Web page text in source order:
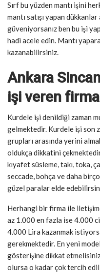
Sırf bu yüzden mantı işini
mantı satışı yapan
güveniyorsanız ben bu işi
hadi acele edin. Mantı
kazanabilirsiniz.
Ankara
işi veren
Kurdele işi denildiği zaman
gelmektedir. Kurdele işi son
grupları arasında yerini
oldukça dikkatini
kıyafet süsleme, takı, toka,
seccade, bohça ve daha
güzel paralar elde
Herhangi bir firma ile
az 1.000 en fazla ise 4.000
4.000 Lira kazanmak
gerekmektedir. En yeni
gösterişine dikkat etmelisiniz.
olursa o kadar çok tercih